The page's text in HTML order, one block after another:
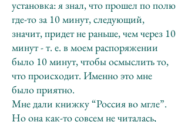
установка: я знал, что прошел по полю
где-то за 10 минут, следующий,
значит, придет не раньше, чем через 10
минут - т. е. в моем распоряжении
было 10 минут, чтобы осмыслить то,
что происходит. Именно это мне
было приятно.
Мне дали книжку “Россия во мгле”.
Но она как-то совсем не читалась,